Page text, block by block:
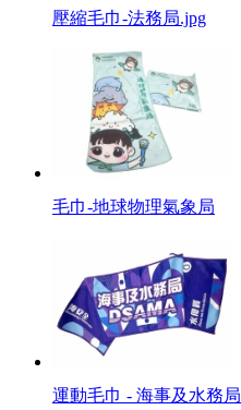
壓縮毛巾-法務局.jpg
毛巾-地球物理氣象局
運動毛巾 - 海事及水務局